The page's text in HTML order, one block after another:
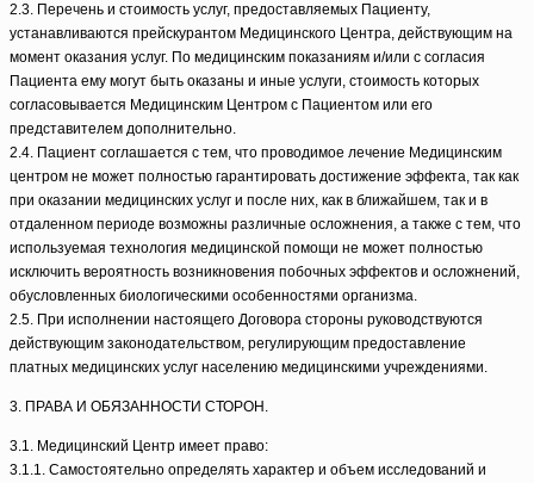
2.3. Перечень и стоимость услуг, предоставляемых Пациенту,
устанавливаются прейскурантом Медицинского Центра, действующим на
момент оказания услуг. По медицинским показаниям и/или с согласия
Пациента ему могут быть оказаны и иные услуги, стоимость которых
согласовывается Медицинским Центром с Пациентом или его
представителем дополнительно.
2.4. Пациент соглашается с тем, что проводимое лечение Медицинским
центром не может полностью гарантировать достижение эффекта, так как
при оказании медицинских услуг и после них, как в ближайшем, так и в
отдаленном периоде возможны различные осложнения, а также с тем, что
используемая технология медицинской помощи не может полностью
исключить вероятность возникновения побочных эффектов и осложнений,
обусловленных биологическими особенностями организма.
2.5. При исполнении настоящего Договора стороны руководствуются
действующим законодательством, регулирующим предоставление
платных медицинских услуг населению медицинскими учреждениями.
3. ПРАВА И ОБЯЗАННОСТИ СТОРОН.
3.1. Медицинский Центр имеет право:
3.1.1. Самостоятельно определять характер и объем исследований и